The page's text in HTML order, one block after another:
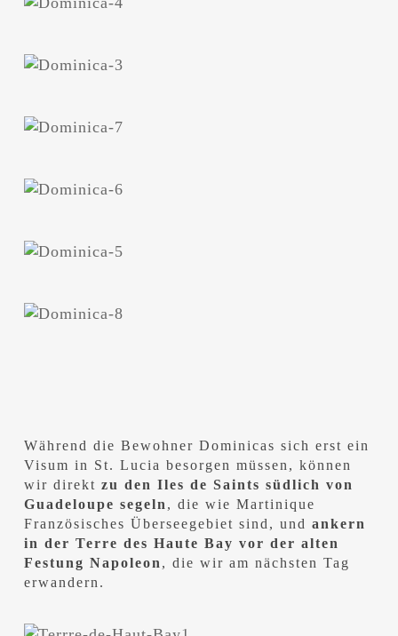
Während die Bewohner Dominicas sich erst ein
Visum in St. Lucia besorgen müssen, können
wir direkt zu den Iles de Saints südlich von
Guadeloupe segeln, die wie Martinique
Französisches Überseegebiet sind, und ankern
in der Terre des Haute Bay vor der alten
Festung Napoleon, die wir am nächsten Tag
erwandern.